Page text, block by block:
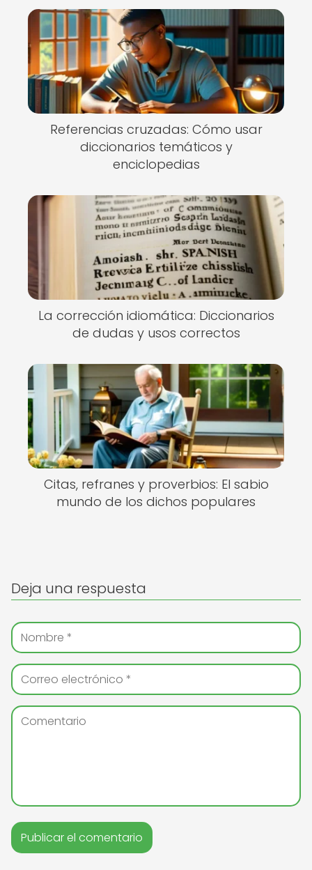
Referencias cruzadas: Cómo usar
diccionarios temáticos y
enciclopedias
La corrección idiomática: Diccionarios
de dudas y usos correctos
Citas, refranes y proverbios: El sabio
mundo de los dichos populares
Deja una respuesta